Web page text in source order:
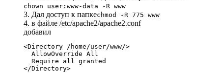
chown user:www-data -R www
3. Дал доступ к папкеchmod -R 775 www
4. в файле /etc/apache2/apache2.conf
добавил
<Directory /home/user/www/>
  AllowOverride All
  Require all granted
</Directory>